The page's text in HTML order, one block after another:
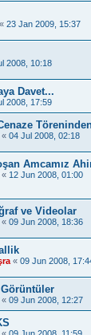
« 23 Jan 2009, 15:37
2008, 10:18
Davet...
2008, 17:59
« 04 Jul 2008, 02:18
Amcamız
« 12 Jun 2008, 01:00
ve Videolar
« 09 Jun 2008, 18:36
« 09 Jun 2008,
« 09 Jun 2008, 12:27
« 09 Jun 2008, 11:59